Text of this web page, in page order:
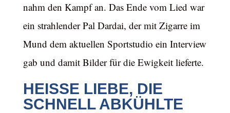
nahm den Kampf an. Das Ende vom Lied war
ein strahlender Pal Dardai, der mit Zigarre im
Mund dem aktuellen Sportstudio ein Interview
gab und damit Bilder für die Ewigkeit lieferte.
HEISSE LIEBE, DIE S
CHNELL ABKÜHLTE